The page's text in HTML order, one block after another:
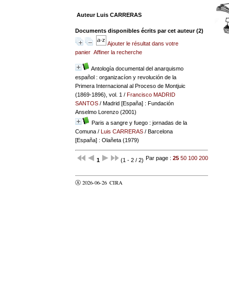
Auteur Luis CARRERAS
Documents disponibles écrits par cet auteur (2)
Ajouter le résultat dans votre
panier Affiner la recherche
Antología documental del anarquismo
español : organizacíon y revolución de la
Primera Internacional al Proceso de Montjuic
(1869-1896), vol. 1 / Francisco MADRID
SANTOS/ Madrid [España] : Fundación
Anselmo Lorenzo (2001)
Paris a sangre y fuego : jornadas de la
Comuna/ Luis CARRERAS/ Barcelona
[España] : Olañeta (1979)
1 (1 - 2 / 2) Par page : 25 50 100 200
Ⓐ 2026-06-26 CIRA